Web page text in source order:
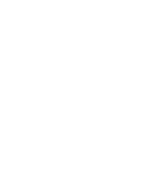
phố Đà Lạt chưa đến
cấp miễn phí Wi-Fi
hàng trong khuôn viên.